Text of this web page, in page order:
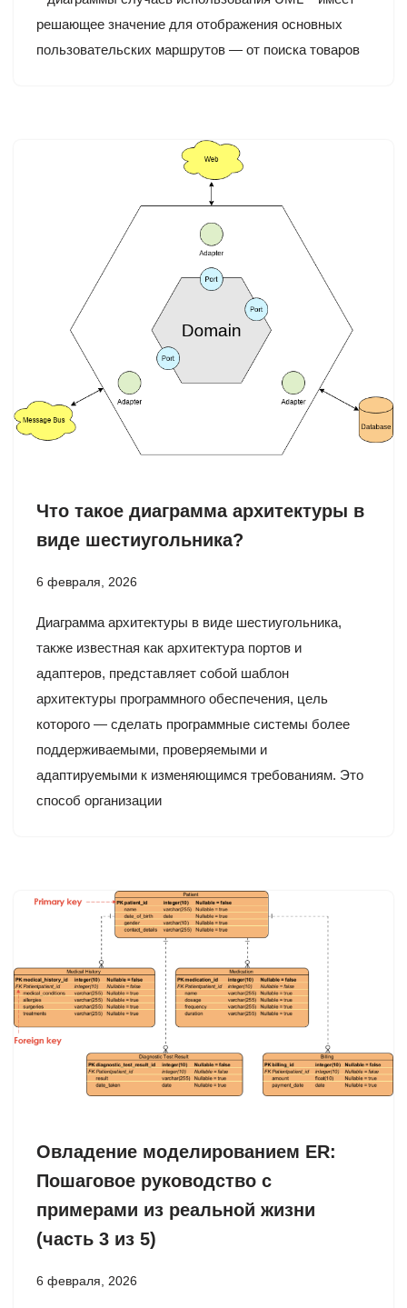
решающее значение для отображения основных
пользовательских маршрутов — от поиска товаров
Что такое диаграмма архитектуры в
виде шестиугольника?
6 февраля, 2026
Диаграмма архитектуры в виде шестиугольника,
также известная как архитектура портов и
адаптеров, представляет собой шаблон
архитектуры программного обеспечения, цель
которого — сделать программные системы более
поддерживаемыми, проверяемыми и
адаптируемыми к изменяющимся требованиям. Это
способ организации
Овладение моделированием ER:
Пошаговое руководство с
примерами из реальной жизни
(часть 3 из 5)
6 февраля, 2026